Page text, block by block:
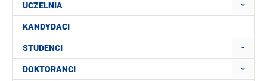
UCZELNIA
KANDYDACI
STUDENCI
DOKTORANCI